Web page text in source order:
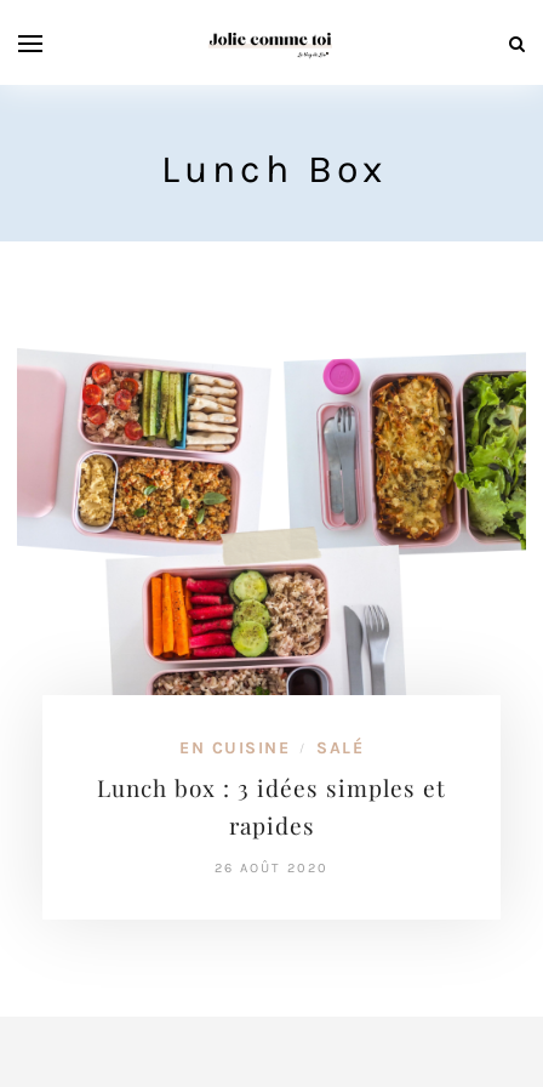
Lunch Box
EN CUISINE / SALÉ
Lunch box : 3 idées simples et
rapides
26 AOÛT 2020